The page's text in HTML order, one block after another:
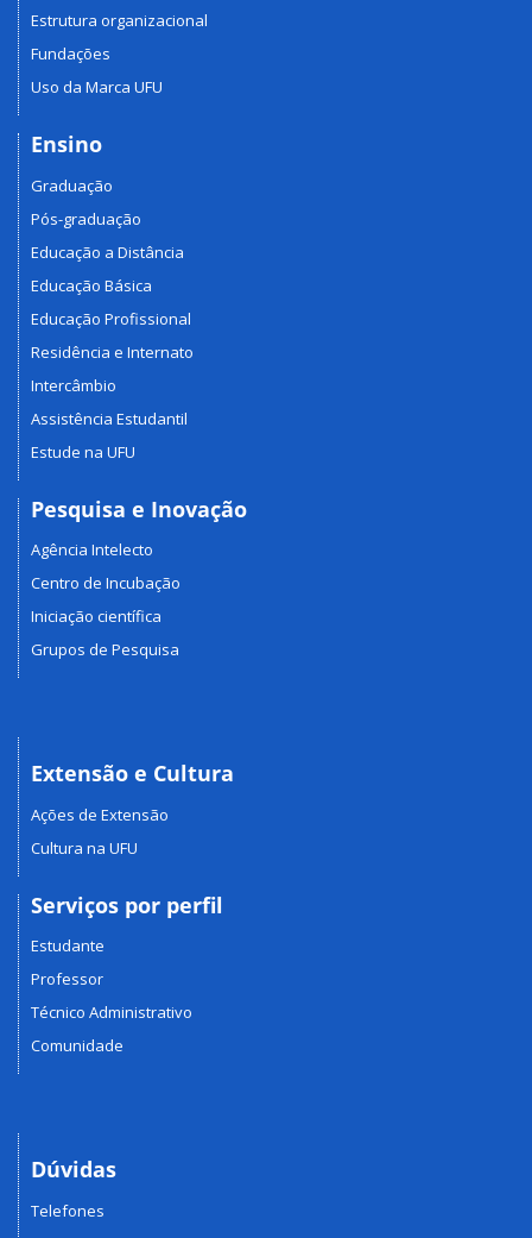
Estrutura organizacional
Fundações
Uso da Marca UFU
Ensino
Graduação
Pós-graduação
Educação a Distância
Educação Básica
Educação Profissional
Residência e Internato
Intercâmbio
Assistência Estudantil
Estude na UFU
Pesquisa e Inovação
Agência Intelecto
Centro de Incubação
Iniciação científica
Grupos de Pesquisa
Extensão e Cultura
Ações de Extensão
Cultura na UFU
Serviços por perfil
Estudante
Professor
Técnico Administrativo
Comunidade
Dúvidas
Telefones